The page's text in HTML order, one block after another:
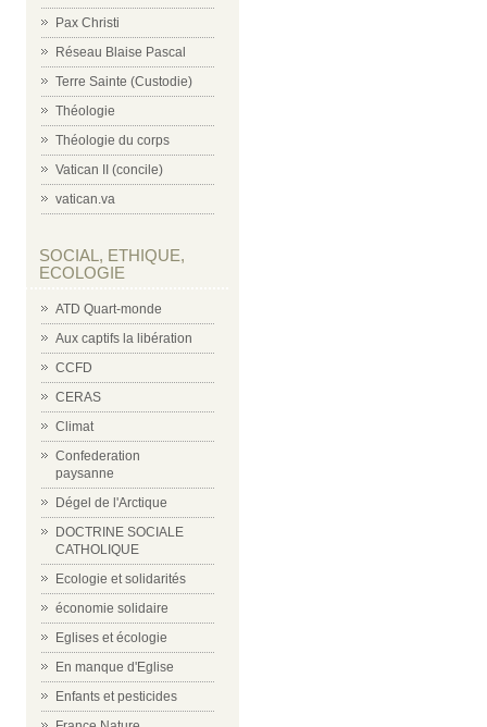
Pax Christi
Réseau Blaise Pascal
Terre Sainte (Custodie)
Théologie
Théologie du corps
Vatican II (concile)
vatican.va
SOCIAL, ETHIQUE,
ECOLOGIE
ATD Quart-monde
Aux captifs la libération
CCFD
CERAS
Climat
Confederation
paysanne
Dégel de l'Arctique
DOCTRINE SOCIALE
CATHOLIQUE
Ecologie et solidarités
économie solidaire
Eglises et écologie
En manque d'Eglise
Enfants et pesticides